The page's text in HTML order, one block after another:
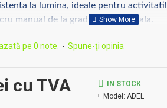
la lumina, ideale pentru
manual de la gradinita sau scoala.
usor de diluat in apa si de
pe 0 note. - Spune-ţi opinia
cu TVA
IN STOCK
Model: ADEL